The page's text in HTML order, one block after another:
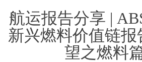
航运报告分享 |
新兴燃料价值链报
望之燃料篇